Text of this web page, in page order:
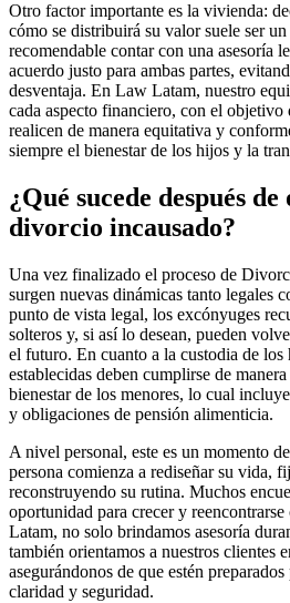
Otro factor importante es la vivienda:
cómo se distribuirá su valor suele ser
recomendable contar con una asesoría
acuerdo justo para ambas partes,
desventaja. En Law Latam, nuestro
cada aspecto financiero, con el objetivo
realicen de manera equitativa y
siempre el bienestar de los hijos y la
¿Qué sucede después
divorcio incausado?
Una vez finalizado el proceso de
surgen nuevas dinámicas tanto legales
punto de vista legal, los excónyuges
solteros y, si así lo desean, pueden
el futuro. En cuanto a la custodia de los
establecidas deben cumplirse de
bienestar de los menores, lo cual
y obligaciones de pensión alimenticia.
A nivel personal, este es un momento
persona comienza a rediseñar su vida,
reconstruyendo su rutina. Muchos
oportunidad para crecer y
Latam, no solo brindamos asesoría
también orientamos a nuestros clientes
asegurándonos de que estén
claridad y seguridad.